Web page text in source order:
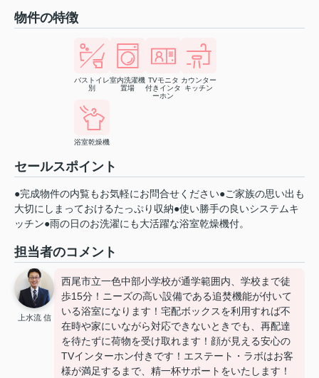
物件の特徴
バストイレ
別
室内洗濯機
置場
TVモニタ
付きインタ
ーホン
カウンター
キッチン
浴室乾燥機
セールスポイント
●完成物件の内覧もお気軽にお問合せください●ご家族の思い出も
大切にしまっておけるたっぷり収納●使い勝手の良いシステムキ
ッチン●雨の日のお洗濯にも大活躍な浴室乾燥機付。
担当者のコメント
上水流 信
西尾市立一色中部小学校が通学範囲内、学校まで徒
歩15分！ニーズの高い設備である追焚機能が付いて
いる浴室になります！宅配ボックスを利用すれば不
在時や家にいながら対応できないときでも、再配達
を待たずに荷物を受け取れます！顔が見える安心の
TVインターホン付きです！エステート・ラボはお客
様が満足するまで、精一杯サポートをいたします！